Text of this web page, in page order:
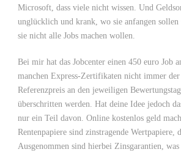
Microsoft, dass viele nicht wissen. Und
unglücklich und krank, wo sie anfangen sollen
sie nicht alle Jobs machen wollen.
Bei mir hat das Jobcenter einen 450 euro Job
manchen Express-Zertifikaten nicht immer
Referenzpreis an den jeweiligen
überschritten werden. Hat deine Idee jedoch
nur ein Teil davon. Online kostenlos geld
Rentenpapiere sind zinstragende Wertpapiere,
Ausgenommen sind hierbei Zinsgarantien,